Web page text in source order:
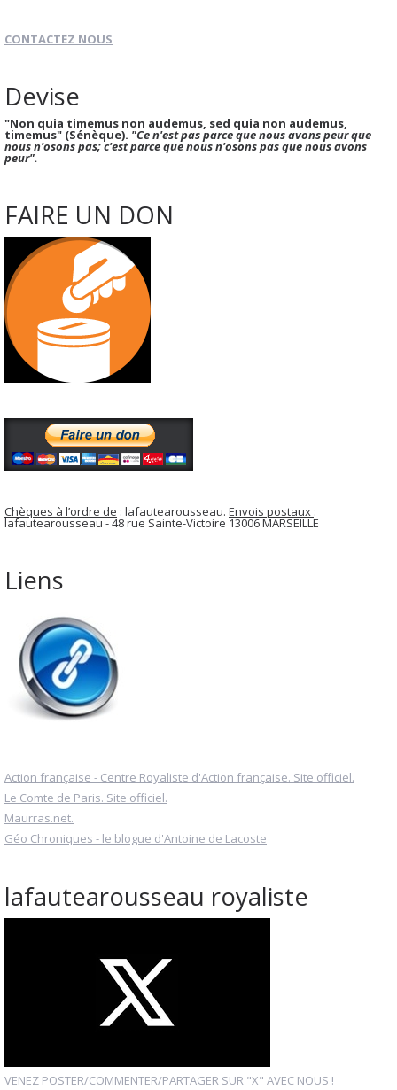
CONTACTEZ NOUS
Devise
"Non quia timemus non audemus, sed quia non audemus,
timemus" (Sénèque). "Ce n'est pas parce que nous avons peur que
nous n'osons pas; c'est parce que nous n'osons pas que nous avons
peur".
FAIRE UN DON
Chèques à l’ordre de : lafautearousseau. Envois postaux :
lafautearousseau - 48 rue Sainte-Victoire 13006 MARSEILLE
Liens
Action française - Centre Royaliste d'Action française. Site officiel.
Le Comte de Paris. Site officiel.
Maurras.net.
Géo Chroniques - le blogue d'Antoine de Lacoste
lafautearousseau royaliste
VENEZ POSTER/COMMENTER/PARTAGER SUR "X" AVEC NOUS !